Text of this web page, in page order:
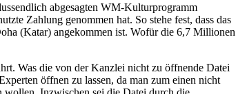
abgesagten WM-Kulturprogramm
Zahlung genommen hat. So stehe fest, dass das
(Katar) angekommen ist. Wofür die 6,7 Millionen
Was die von der Kanzlei nicht zu öffnende Datei
öffnen zu lassen, da man zum einen nicht